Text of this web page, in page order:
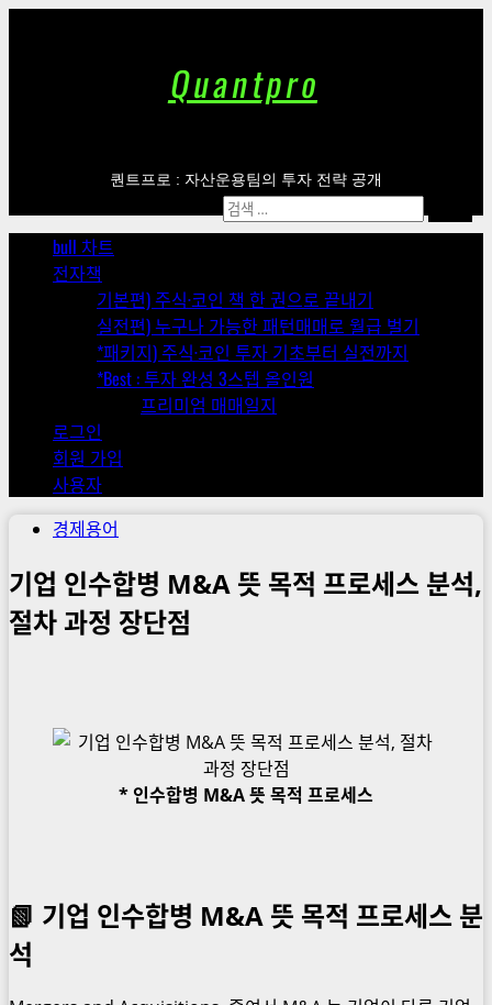
Quantpro
퀀트프로 : 자산운용팀의 투자 전략 공개
Menu
bull 차트
전자책
기본편) 주식·코인 책 한 권으로 끝내기
실전편) 누구나 가능한 패턴매매로 월급 벌기
*패키지) 주식·코인 투자 기초부터 실전까지
*Best : 투자 완성 3스텝 올인원
프리미엄 매매일지
로그인
회원 가입
사용자
검
색:
경제용어
기업 인수합병 M&A 뜻 목적 프로세스 분석,
절차 과정 장단점
* 인수합병 M&A 뜻 목적 프로세스
📗 기업 인수합병 M&A 뜻 목적 프로세스 분
석